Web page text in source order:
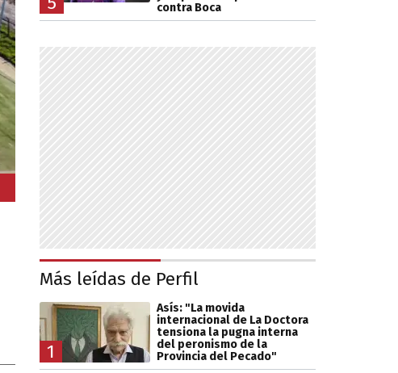
contra Boca
Más leídas de Perfil
1
Asís: "La movida
internacional de La Doctora
tensiona la pugna interna
del peronismo de la
Provincia del Pecado"